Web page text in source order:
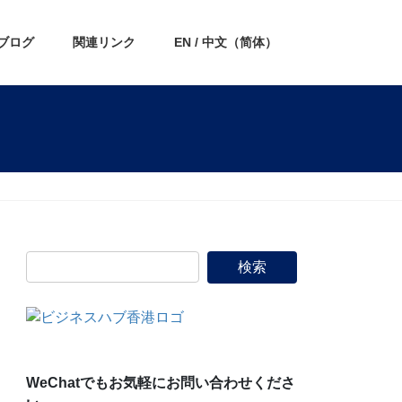
ログ 関連リンク EN / 中文（简体）
WeChatでもお気軽にお問い合わせくださ